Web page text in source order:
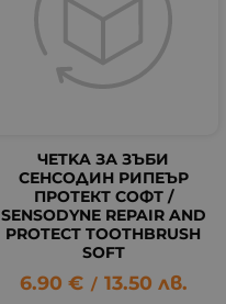
ЧETKA ЗА ЗЪБИ
СЕНСОДИН РИПЕЪР
ПРОТЕКТ СОФТ /
SENSODYNE REPAIR AND
PROTECT TOOTHBRUSH
SOFT
6.90 € / 13.50 лв.